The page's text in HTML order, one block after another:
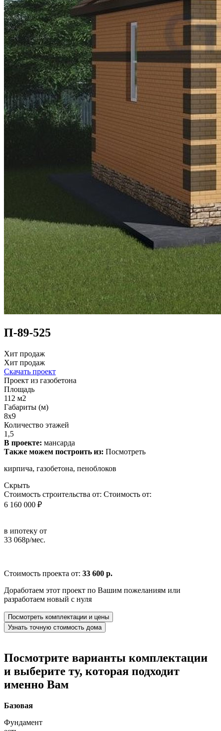
П-89-525
Хит продаж
Хит продаж
Скачать проект
Проект из газобетона
Площадь
112 м2
Габариты (м)
8х9
Количество этажей
1,5
В проекте: мансарда
Также можем построить из: Посмотреть
кирпича, газобетона, пеноблоков
Скрыть
Стоимость строительства от: Стоимость от:
6 160 000 ₽
в ипотеку от
33 068р/мес.
Стоимость проекта от: 33 600 р.
Доработаем этот проект по Вашим пожеланиям или
разработаем новый с нуля
Посмотреть комплектации и цены
Узнать точную стоимость дома
Посмотрите варианты комплектации
и выберите ту, которая подходит
именно Вам
Базовая
Фундамент